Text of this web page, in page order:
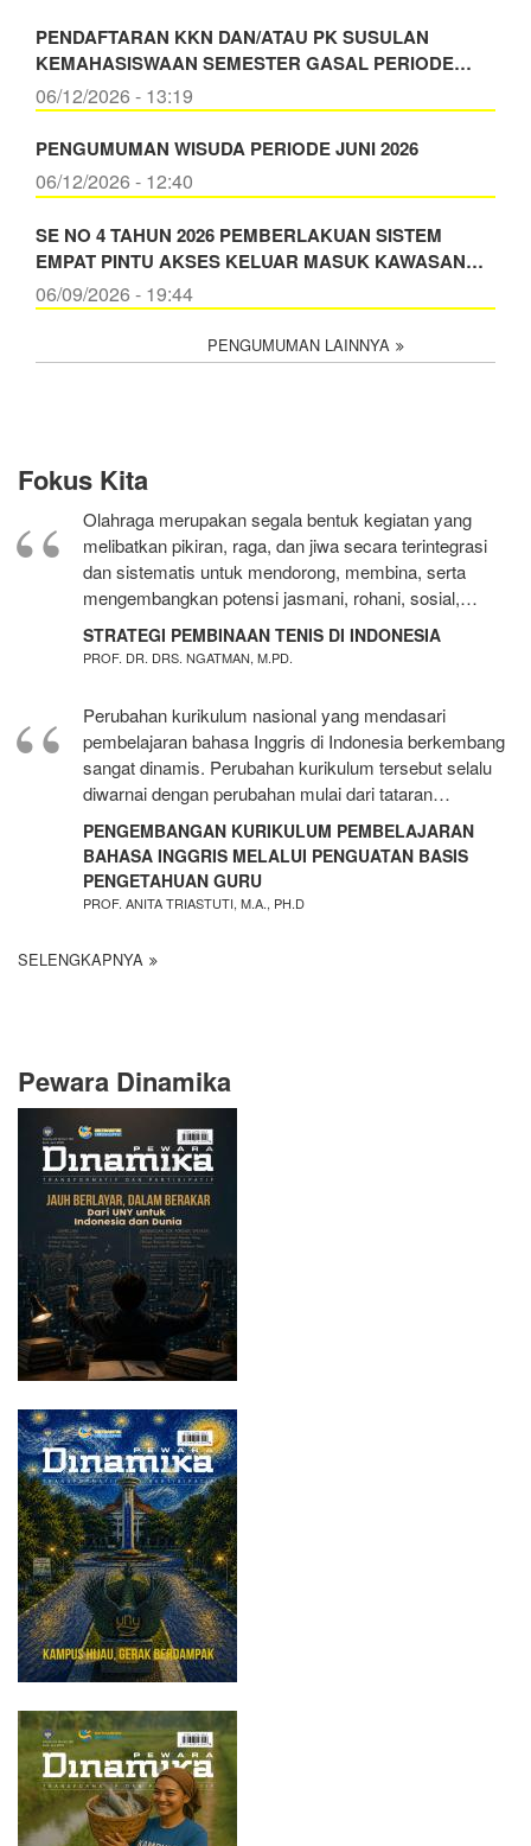
PENDAFTARAN KKN DAN/ATAU PK SUSULAN
KEMAHASISWAAN SEMESTER GASAL PERIODE…
06/12/2026 - 13:19
PENGUMUMAN WISUDA PERIODE JUNI 2026
06/12/2026 - 12:40
SE NO 4 TAHUN 2026 PEMBERLAKUAN SISTEM
EMPAT PINTU AKSES KELUAR MASUK KAWASAN…
06/09/2026 - 19:44
PENGUMUMAN LAINNYA
Fokus Kita
Olahraga merupakan segala bentuk kegiatan yang
melibatkan pikiran, raga, dan jiwa secara terintegrasi
dan sistematis untuk mendorong, membina, serta
mengembangkan potensi jasmani, rohani, sosial,…
STRATEGI PEMBINAAN TENIS DI INDONESIA
PROF. DR. DRS. NGATMAN, M.PD.
Perubahan kurikulum nasional yang mendasari
pembelajaran bahasa Inggris di Indonesia berkembang
sangat dinamis. Perubahan kurikulum tersebut selalu
diwarnai dengan perubahan mulai dari tataran…
PENGEMBANGAN KURIKULUM PEMBELAJARAN
BAHASA INGGRIS MELALUI PENGUATAN BASIS
PENGETAHUAN GURU
PROF. ANITA TRIASTUTI, M.A., PH.D
SELENGKAPNYA
Pewara Dinamika